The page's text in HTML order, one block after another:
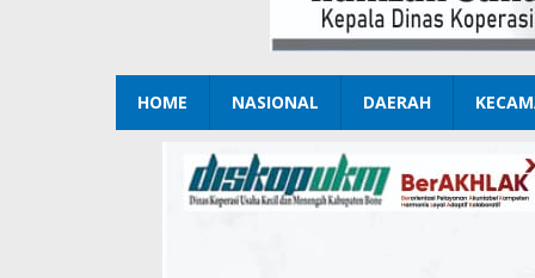
HOME NASIONAL DAERAH